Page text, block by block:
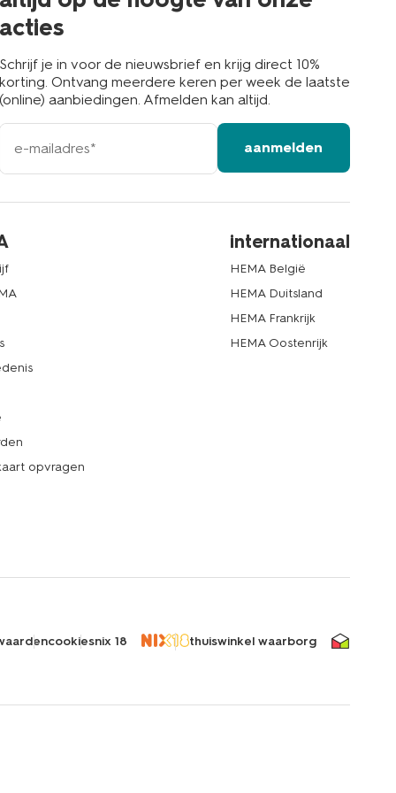
acties
Schrijf je in voor de nieuwsbrief en krijg direct 10%
korting. Ontvang meerdere keren per week de laatste
(online) aanbiedingen. Afmelden kan altijd.
e-
mailadres
aanmelden
opvragen
internationaal
HEMA België
HEMA Duitsland
HEMA Frankrijk
HEMA Oostenrijk
cookiesnix 18 thuiswinkel waarborg